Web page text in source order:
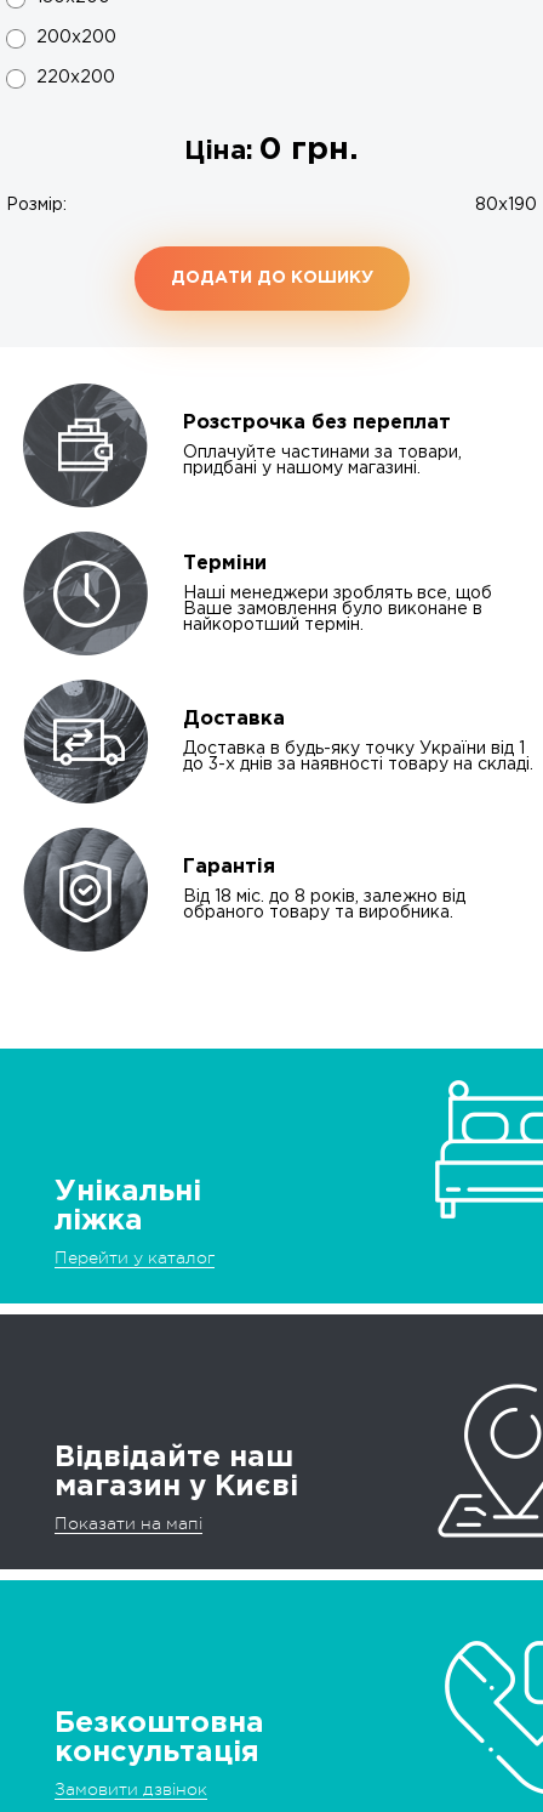
200х200
220х200
Ціна: 0 грн.
Розмір: 80х190
ДОДАТИ ДО КОШИКУ
Розстрочка без переплат
Оплачуйте частинами за товари,
придбані у нашому магазині.
Терміни
Наші менеджери зроблять все, щоб
Ваше замовлення було виконане в
найкоротший термін.
Доставка
Доставка в будь-яку точку України від 1
до 3-х днів за наявності товару на складі.
Гарантія
Від 18 міс. до 8 років, залежно від
обраного товару та виробника.
Унікальні
ліжка
Перейти у каталог
Відвідайте наш
магазин у Києві
Показати на мапі
Безкоштовна
консультація
Замовити дзвінок